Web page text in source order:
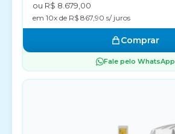
ou R$ 8.679,00
em 10x de R$ 867,90 s/ juros
Comprar
Fale pelo WhatsApp